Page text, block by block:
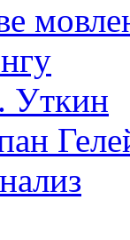
Уткин